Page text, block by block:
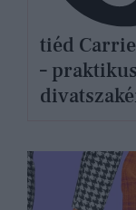
tiéd
–